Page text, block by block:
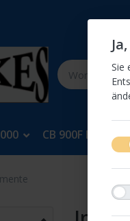
CB 900F Bol Dor
Sie